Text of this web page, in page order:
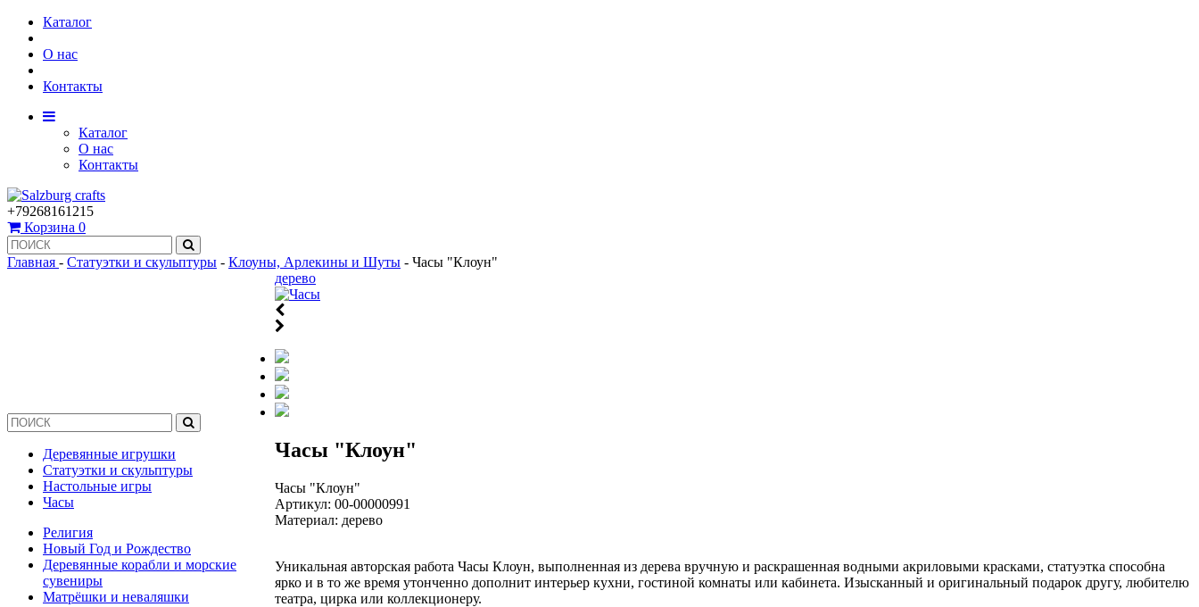
Каталог
О нас
Контакты
Каталог
О нас
Контакты
+79268161215
Корзина 0
Главная - Статуэтки и скульптуры - Клоуны, Арлекины и Шуты - Часы "Клоун"
Деревянные игрушки
Статуэтки и скульптуры
Настольные игры
Часы
Религия
Новый Год и Рождество
Деревянные корабли и морские
сувениры
Матрёшки и неваляшки
дерево
Часы "Клоун"
Часы "Клоун"
Артикул: 00-00000991
Материал: дерево
Уникальная авторская работа Часы Клоун, выполненная из дерева вручную и раскрашенная водными акриловыми красками, статуэтка способна
ярко и в то же время утонченно дополнит интерьер кухни, гостиной комнаты или кабинета. Изысканный и оригинальный подарок другу, любителю
театра, цирка или коллекционеру.